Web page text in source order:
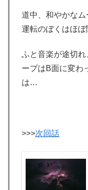
道中、和やかなム
運転のぼくはほぼ
ふと音楽が途切
ープはB面に変わ
は…
>>>次回話